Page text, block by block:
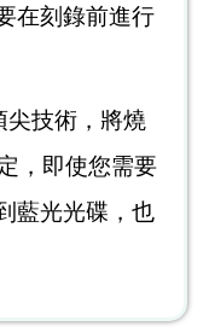
在刻錄前進行
尖技術，將燒
，即使您需要
藍光光碟，也